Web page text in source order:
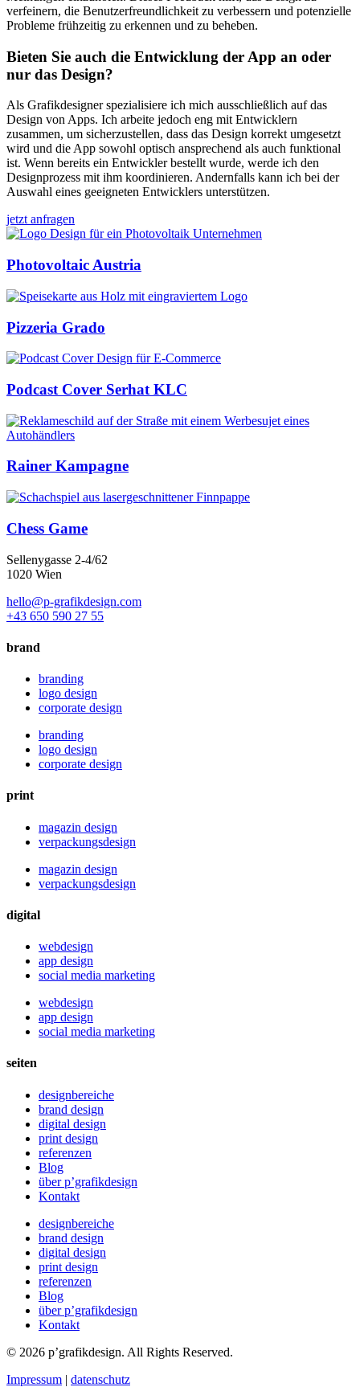
verfeinern, die Benutzerfreundlichkeit zu verbessern und potenzielle
Probleme frühzeitig zu erkennen und zu beheben.
Bieten Sie auch die Entwicklung der App an oder
nur das Design?
Als Grafikdesigner spezialisiere ich mich ausschließlich auf das
Design von Apps. Ich arbeite jedoch eng mit Entwicklern
zusammen, um sicherzustellen, dass das Design korrekt umgesetzt
wird und die App sowohl optisch ansprechend als auch funktional
ist. Wenn bereits ein Entwickler bestellt wurde, werde ich den
Designprozess mit ihm koordinieren. Andernfalls kann ich bei der
Auswahl eines geeigneten Entwicklers unterstützen.
jetzt anfragen
Photovoltaic Austria
Pizzeria Grado
Podcast Cover Serhat KLC
Rainer Kampagne
Chess Game
Sellenygasse 2-4/62
1020 Wien
hello@p-grafikdesign.com
+43 650 590 27 55
brand
branding
logo design
corporate design
branding
logo design
corporate design
print
magazin design
verpackungsdesign
magazin design
verpackungsdesign
digital
webdesign
app design
social media marketing
webdesign
app design
social media marketing
seiten
designbereiche
brand design
digital design
print design
referenzen
Blog
über p’grafikdesign
Kontakt
designbereiche
brand design
digital design
print design
referenzen
Blog
über p’grafikdesign
Kontakt
© 2026 p’grafikdesign. All Rights Reserved.
Impressum | datenschutz